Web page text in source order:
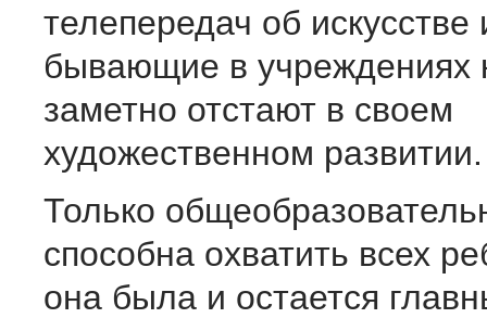
телепередач об искусстве
бывающие в учреждениях
заметно отстают в своем
художественном развитии.
Только
способна охватить всех
она была и остается